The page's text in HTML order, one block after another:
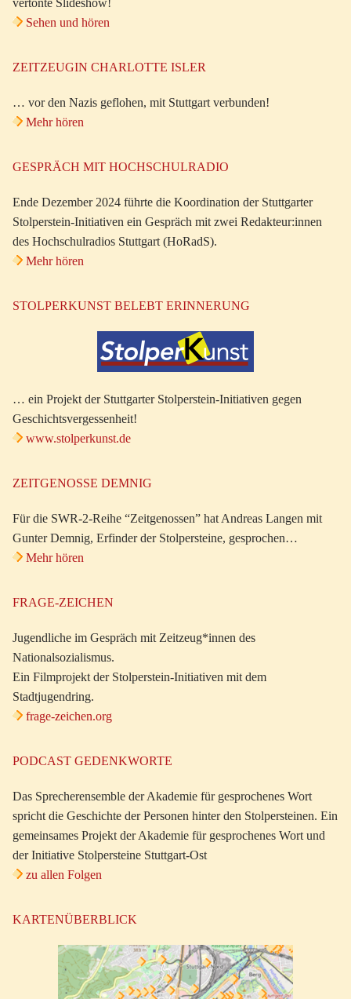
Sehen und hören
ZEITZEUGIN CHARLOTTE ISLER
… vor den Nazis geflohen, mit Stuttgart verbunden!
Mehr hören
GESPRÄCH MIT HOCHSCHULRADIO
Ende Dezember 2024 führte die Koordination der Stuttgarter
Stolperstein-Initiativen ein Gespräch mit zwei Redakteur:innen
des Hochschulradios Stuttgart (HoRadS).
Mehr hören
STOLPERKUNST BELEBT ERINNERUNG
… ein Projekt der Stuttgarter Stolperstein-Initiativen gegen
Geschichtsvergessenheit!
www.stolperkunst.de
ZEITGENOSSE DEMNIG
Für die SWR-2-Reihe “Zeitgenossen” hat Andreas Langen mit
Gunter Demnig, Erfinder der Stolpersteine, gesprochen…
Mehr hören
FRAGE-ZEICHEN
Jugendliche im Gespräch mit Zeitzeug*innen des
Nationalsozialismus.
Ein Filmprojekt der Stolperstein-Initiativen mit dem
Stadtjugendring.
frage-zeichen.org
PODCAST GEDENKWORTE
Das Sprecherensemble der Akademie für gesprochenes Wort
spricht die Geschichte der Personen hinter den Stolpersteinen. Ein
gemeinsames Projekt der Akademie für gesprochenes Wort und
der Initiative Stolpersteine Stuttgart-Ost
zu allen Folgen
KARTENÜBERBLICK